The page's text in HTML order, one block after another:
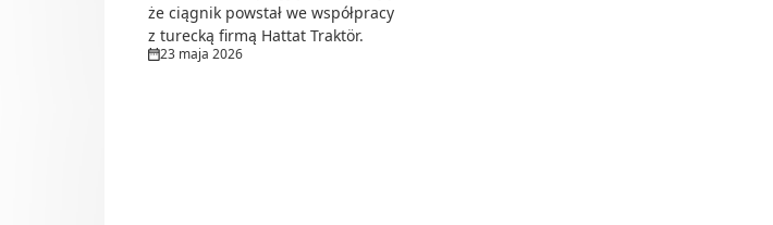
że ciągnik powstał we współpracy
z turecką firmą Hattat Traktör.
23 maja 2026